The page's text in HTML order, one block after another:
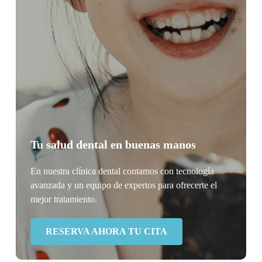
Tu salud dental en buenas manos
En nuestra clínica dental contamos con tecnología
avanzada y un equipo de expertos para ofrecerte el
mejor tratamiento.
RESERVA AHORA TU CITA